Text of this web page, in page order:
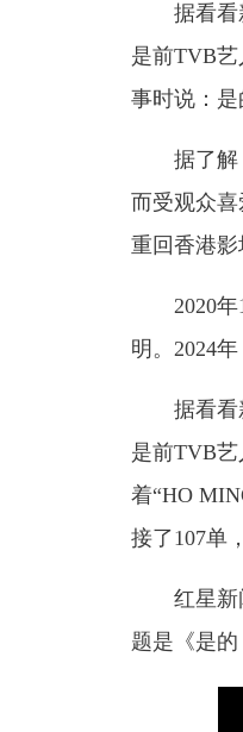
据看看新
是前TVB
事时说：是
据了解，
而受观众
重回香港影
2020年
明。2024
据看看新
是前TVB
着“HO
接了107单
红星新闻
题是《是的